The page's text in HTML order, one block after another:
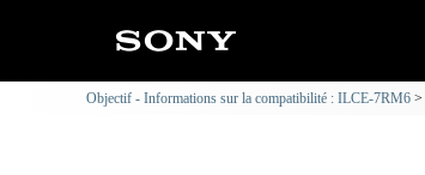
Objectif - Informations sur la compatibilité : ILCE-7RM6